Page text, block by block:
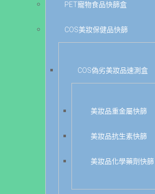
PET寵物食品快篩盒
COS美妝保健品快篩
COS偽劣美妝品速測盒
美妝品重金屬快篩
美妝品抗生素快篩
美妝品化學藥劑快篩